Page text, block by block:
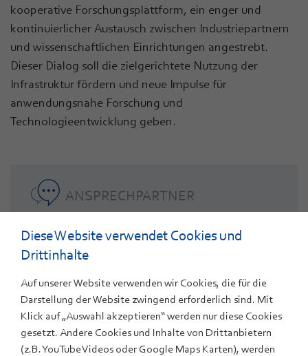
kooperative Forschungsplattform, ein enger und
kontinuierlicher Austausch zwischen Industriepartnern
und wissenschaftlichen Einrichtungen angestrebt.
Dieser Dialog soll die zielgerichtete Nutzung der
Infrastruktur fördern und neue Impulse für
anwendungsnahe Forschung und
Technologieentwicklung geben.
ANSPRECHPARTNER
+49 711 78 70-229
E-Mail
Mitarbeiterprofil
Diese Website verwendet Cookies und
Drittinhalte
Auf unserer Website verwenden wir Cookies, die für die
Darstellung der Website zwingend erforderlich sind. Mit
Klick auf „Auswahl akzeptieren“ werden nur diese Cookies
gesetzt. Andere Cookies und Inhalte von Drittanbietern
(z.B. YouTube Videos oder Google Maps Karten), werden